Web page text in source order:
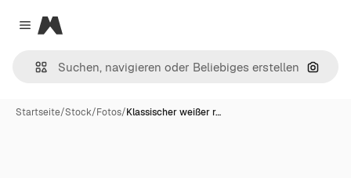
Close menu
Magnific
Nach
Startseite/Stock/Fotos/Klassischer weißer r…